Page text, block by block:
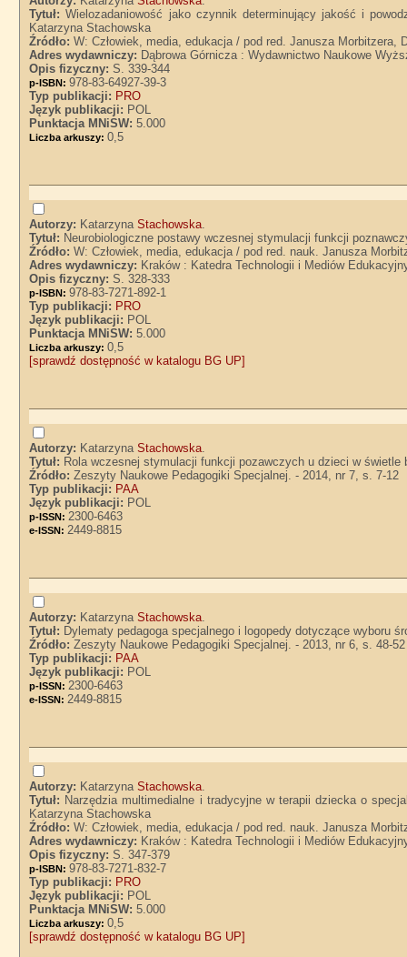
Tytuł:Wielozadaniowość jako czynnik determinujący jakość i
Katarzyna Stachowska
Źródło:W: Człowiek, media, edukacja / pod red. Janusza Morbitzera,
Adres wydawniczy: Dąbrowa Górnicza : Wydawnictwo Naukowe
Opis fizyczny:S. 339-344
p-ISBN:978-83-64927-39-3
Typ publikacji: PRO
Język publikacji: POL
Punktacja MNiSW:5.000
Liczba arkuszy:0,5
Autorzy: KatarzynaStachowska.
Tytuł: Neurobiologiczne postawy wczesnej stymulacji funkcji
Źródło:W: Człowiek, media, edukacja / pod red. nauk. Janusza
Adres wydawniczy: Kraków : Katedra Technologii i Mediów
Opis fizyczny:S. 328-333
p-ISBN:978-83-7271-892-1
Typ publikacji: PRO
Język publikacji: POL
Punktacja MNiSW:5.000
Liczba arkuszy:0,5
[sprawdź dostępność w katalogu BG UP]
Autorzy: KatarzynaStachowska.
Tytuł: Rola wczesnej stymulacji funkcji pozawczych u dzieci w
Źródło:Zeszyty Naukowe Pedagogiki Specjalnej. - 2014, nr 7, s. 7-12
Typ publikacji: PAA
Język publikacji: POL
p-ISSN: 2300-6463
e-ISSN: 2449-8815
Autorzy: KatarzynaStachowska.
Tytuł: Dylematy pedagoga specjalnego i logopedy dotyczące wyboru
Źródło:Zeszyty Naukowe Pedagogiki Specjalnej. - 2013, nr 6, s. 48-52
Typ publikacji: PAA
Język publikacji: POL
p-ISSN: 2300-6463
e-ISSN: 2449-8815
Autorzy: KatarzynaStachowska.
Tytuł: Narzędzia multimedialne i tradycyjne w terapii dziecka o
Katarzyna Stachowska
Źródło:W: Człowiek, media, edukacja / pod red. nauk. Janusza
Adres wydawniczy: Kraków : Katedra Technologii i Mediów
Opis fizyczny:S. 347-379
p-ISBN:978-83-7271-832-7
Typ publikacji: PRO
Język publikacji: POL
Punktacja MNiSW:5.000
Liczba arkuszy:0,5
[sprawdź dostępność w katalogu BG UP]